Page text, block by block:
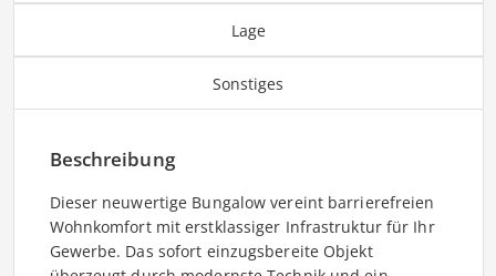
Lage
Sonstiges
Beschreibung
Dieser neuwertige Bungalow vereint barrierefreien
Wohnkomfort mit erstklassiger Infrastruktur für Ihr
Gewerbe. Das sofort einzugsbereite Objekt